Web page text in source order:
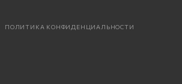
ПОЛИТИКА КОНФИДЕНЦИАЛЬНОСТИ